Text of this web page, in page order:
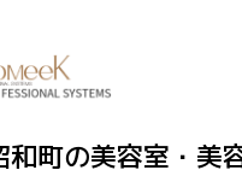
和町の美容室・美